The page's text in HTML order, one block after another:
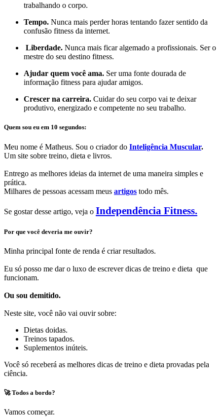
trabalhando o corpo.
Tempo. Nunca mais perder horas tentando fazer sentido da
confusão fitness da internet.
Liberdade. Nunca mais ficar algemado a profissionais. Ser o
mestre do seu destino fitness.
Ajudar quem você ama. Ser uma fonte dourada de
informação fitness para ajudar amigos.
Crescer na carreira. Cuidar do seu corpo vai te deixar
produtivo, energizado e competente no seu trabalho.
Quem sou eu em 10 segundos:
Meu nome é Matheus. Sou o criador do Inteligência Muscular.
Um site sobre treino, dieta e livros.
Entrego as melhores ideias da internet de uma maneira simples e
prática.
Milhares de pessoas acessam meus artigos todo mês.
Se gostar desse artigo, veja o Independência Fitness.
Por que você deveria me ouvir?
Minha principal fonte de renda é criar resultados.
Eu só posso me dar o luxo de escrever dicas de treino e dieta que
funcionam.
Ou sou demitido.
Neste site, você não vai ouvir sobre:
Dietas doidas.
Treinos tapados.
Suplementos inúteis.
Você só receberá as melhores dicas de treino e dieta provadas pela
ciência.
🚀 Todos a bordo?
Vamos começar.